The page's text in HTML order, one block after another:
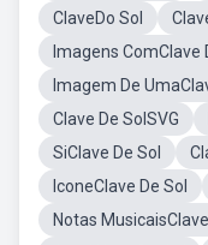
ClaveDo Sol
Imagens ComClave
Imagem De
Clave De SolSVG
SiClave De Sol
IconeClave De Sol
Notas MusicaisClave